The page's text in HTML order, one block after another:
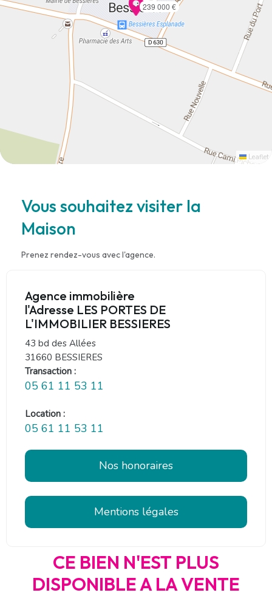
239 000 €
Leaflet
Vous souhaitez visiter la
Maison
Prenez rendez-vous avec l'agence.
Agence immobilière
l'Adresse LES PORTES DE
L'IMMOBILIER BESSIERES
43 bd des Allées
31660 BESSIERES
Transaction :
05 61 11 53 11
Location :
05 61 11 53 11
Nos honoraires
Mentions légales
CE BIEN N'EST PLUS
DISPONIBLE A LA VENTE